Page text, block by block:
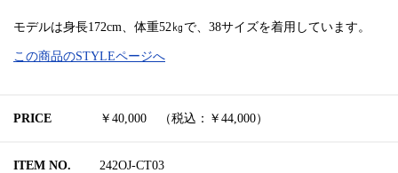
モデルは身長172cm、体重52㎏で、38サイズを着用しています。
この商品のSTYLEページへ
PRICE ￥40,000 （税込：￥44,000）
ITEM NO. 242OJ-CT03